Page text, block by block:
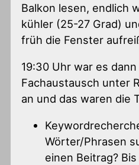
Balkon lesen, endlich
kühler (25-27 Grad)
früh die Fenster
19:30 Uhr war es
Fachaustausch unter
an und das waren die
Wörter/Phrasen
einen Beitrag?